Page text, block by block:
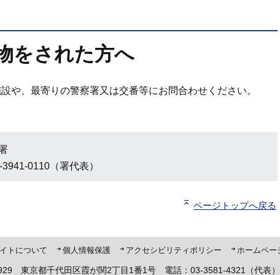
をされた方へ
や、最寄りの警察署又は交番等にお問合わせください。
0110（署代表）
ページトップへ戻る
トについて 個人情報保護 アクセシビリティポリシー ホームペー
東京都千代田区霞が関2丁目1番1号 電話：03-3581-4321（代表）